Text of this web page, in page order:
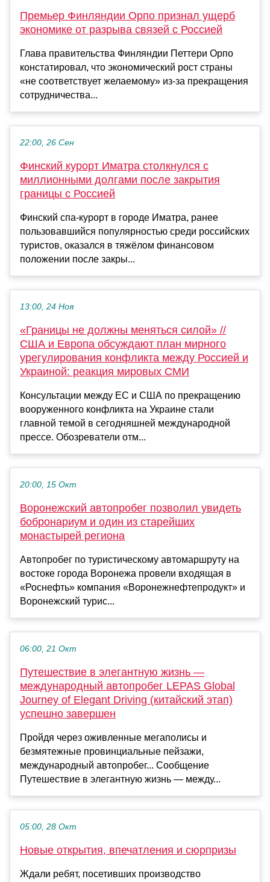
Премьер Финляндии Орпо признал ущерб
экономике от разрыва связей с Россией
Глава правительства Финляндии Петтери Орпо
констатировал, что экономический рост страны
«не соответствует желаемому» из-за прекращения
сотрудничества...
22:00, 26 Сен
Финский курорт Иматра столкнулся с
миллионными долгами после закрытия
границы с Россией
Финский спа-курорт в городе Иматра, ранее
пользовавшийся популярностью среди российских
туристов, оказался в тяжёлом финансовом
положении после закры...
13:00, 24 Ноя
«Границы не должны меняться силой» //
США и Европа обсуждают план мирного
урегулирования конфликта между Россией и
Украиной: реакция мировых СМИ
Консультации между ЕС и США по прекращению
вооруженного конфликта на Украине стали
главной темой в сегодняшней международной
прессе. Обозреватели отм...
20:00, 15 Окт
Воронежский автопробег позволил увидеть
бобронариум и один из старейших
монастырей региона
Автопробег по туристическому автомаршруту на
востоке города Воронежа провели входящая в
«Роснефть» компания «Воронежнефтепродукт» и
Воронежский турис...
06:00, 21 Окт
Путешествие в элегантную жизнь —
международный автопробег LEPAS Global
Journey of Elegant Driving (китайский этап)
успешно завершен
Пройдя через оживленные мегаполисы и
безмятежные провинциальные пейзажи,
международный автопробег... Сообщение
Путешествие в элегантную жизнь — между...
05:00, 28 Окт
Новые открытия, впечатления и сюрпризы
Ждали ребят, посетивших производство